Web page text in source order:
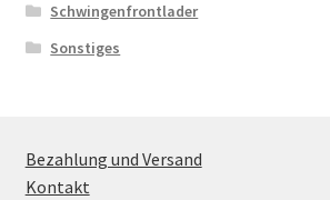
Schwingenfrontlader
Sonstiges
Bezahlung und Versand
Kontakt